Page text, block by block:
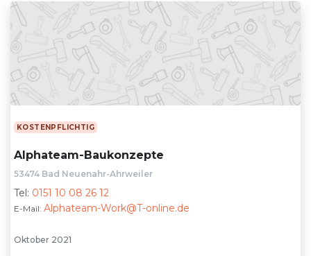
KOSTENPFLICHTIG
Alphateam-Baukonzepte
53474 Bad Neuenahr-Ahrweiler
Tel: 0151 10 08 26 12
E-Mail: Alphateam-Work@T-online.de
Oktober 2021